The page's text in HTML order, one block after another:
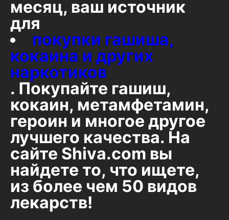
месяц, ваш источник
для
покупки гашиша,
кокаина и других
наркотиков
. Покупайте гашиш,
кокаин, метамфетамин,
героин и многое другое
лучшего качества. На
сайте Shiva.com вы
найдете то, что ищете,
из более чем 50 видов
лекарств!